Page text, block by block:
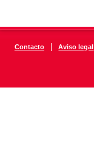
Contacto | Aviso legal